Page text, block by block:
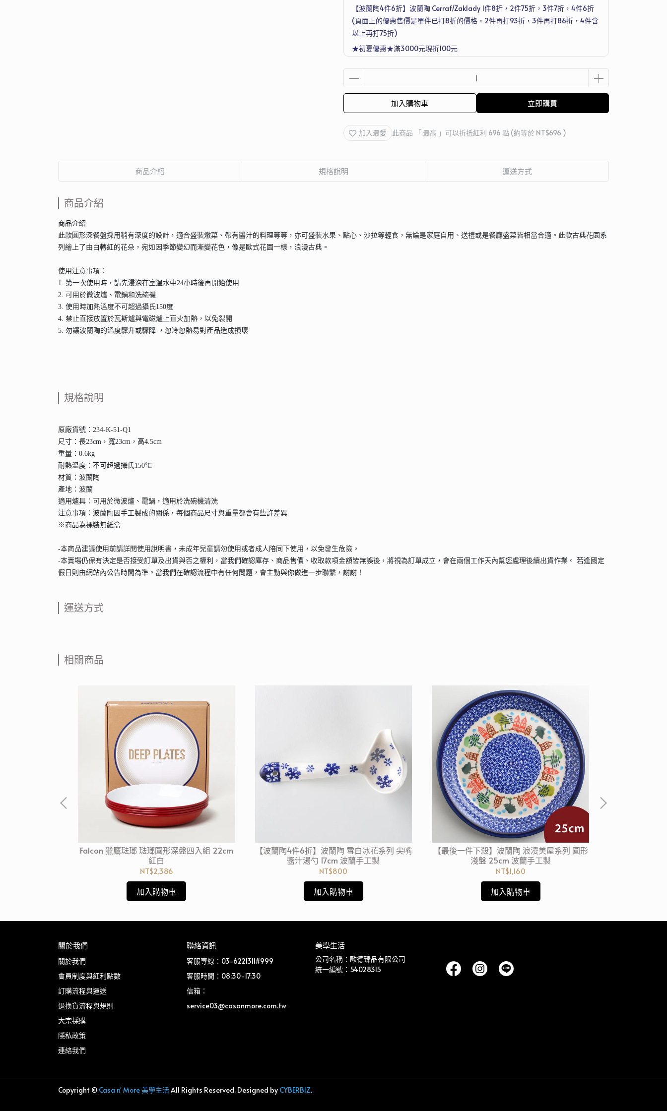
【波蘭陶4件6折】波蘭陶 Cerraf/Zaklady 1件8折，2件75折，3件7折，4件6折
(頁面上的優惠售價是單件已打8折的價格，2件再打93折，3件再打86折，4件含
以上再打75折)
★初夏優惠★滿3000元現折100元
Joseph 超收納廚房工具五件組
加入購物車 立即購買
加入最愛 此商品 「 最高 」可以折抵紅利 696 點 (約等於 NT$696 )
商品介紹 規格說明 運送方式
商品介紹
商品介紹
此款圓形深餐盤採用稍有深度的設計，適合盛裝燉菜、帶有醬汁的料理等等，亦可盛裝水果、點心、沙拉等輕食，無論是家庭自用、送禮或是餐廳盛菜皆相當合適。此款古典花園系
列繪上了由白轉紅的花朵，宛如因季節變幻而漸變花色，像是歐式花園一樣，浪漫古典。
使用注意事項：
1. 第一次使用時，請先浸泡在室溫水中24小時後再開始使用
2. 可用於微波爐、電鍋和洗碗機
3. 使用時加熱溫度不可超過攝氏150度
4. 禁止直接放置於瓦斯爐與電磁爐上直火加熱，以免裂開
5. 勿讓波蘭陶的溫度驟升或驟降 ，忽冷忽熱易對產品造成損壞
規格說明
原廠貨號：234-K-51-Q1
尺寸：長23cm，寬23cm，高4.5cm
重量：0.6kg
耐熱溫度：不可超過攝氏150℃
材質：波蘭陶
產地：波蘭
適用爐具：可用於微波爐、電鍋，適用於洗碗機清洗
注意事項：波蘭陶因手工製成的關係，每個商品尺寸與重量都會有些許差異
※商品為裸裝無紙盒
-本商品建議使用前請詳閱使用說明書，未成年兒童請勿使用或者成人陪同下使用，以免發生危險。
-本賣場仍保有決定是否接受訂單及出貨與否之權利，當我們確認庫存、商品售價、收取款項金額皆無誤後，將視為訂單成立，會在兩個工作天內幫您處理後續出貨作業。 若逢國定
假日則由網站內公告時間為準。當我們在確認流程中有任何問題，會主動與你做進一步聯繫，謝謝！
運送方式
相關商品
Falcon 獵鷹琺瑯 琺瑯圓形深盤四入組 22cm
紅白
NT$2,386
加入購物車
【波蘭陶4件6折】波蘭陶 雪白冰花系列 尖嘴
醬汁湯勺 17cm 波蘭手工製
NT$800
加入購物車
【最後一件下殺】波蘭陶 浪漫美屋系列 圓形
淺盤 25cm 波蘭手工製
NT$1,160
加入購物車
關於我們
關於我們
會員制度與紅利點數
訂購流程與運送
退換貨流程與規則
大宗採購
隱私政策
連絡我們
聯絡資訊
客服專線：03-6221311#999
客服時間：08:30-17:30
信箱：
service03@casanmore.com.tw
美學生活
公司名稱：歐德臻品有限公司
統一編號：54028315
Copyright © Casa n' More 美學生活All Rights Reserved. Designed by CYBERBIZ.